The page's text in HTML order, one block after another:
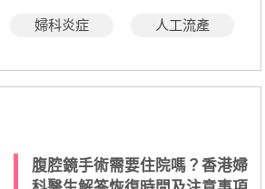
婦科炎症 人工流產
腹腔鏡手術需要住院嗎？香港婦